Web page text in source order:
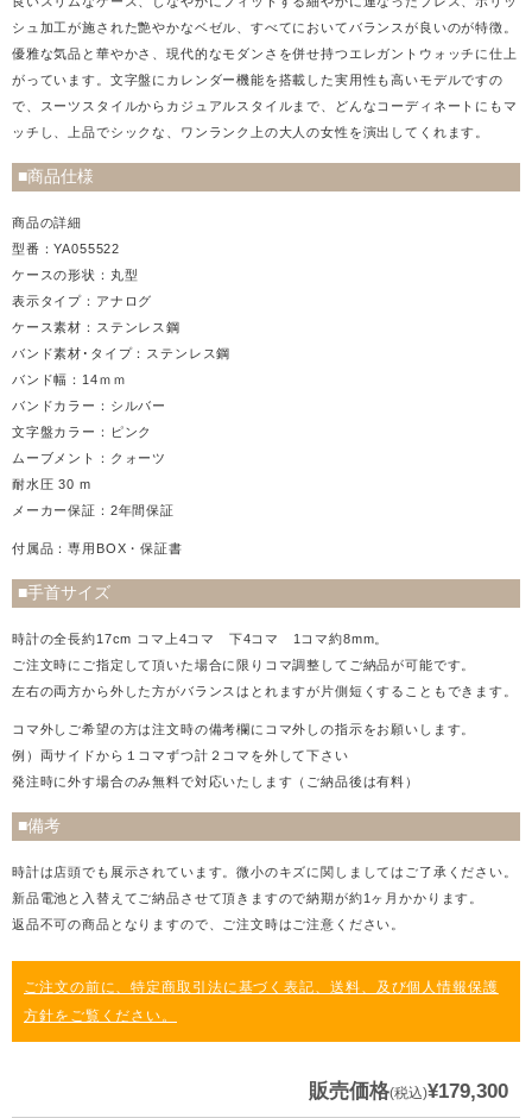
シュ加工が施された艶やかなベゼル、すべてにおいてバランスが良いのが特徴。
優雅な気品と華やかさ、現代的なモダンさを併せ持つエレガントウォッチに仕上
がっています。文字盤にカレンダー機能を搭載した実用性も高いモデルですの
で、スーツスタイルからカジュアルスタイルまで、どんなコーディネートにもマ
ッチし、上品でシックな、ワンランク上の大人の女性を演出してくれます。
■商品仕様
商品の詳細
型番：YA055522
ケースの形状：丸型
表示タイプ：アナログ
ケース素材：ステンレス鋼
バンド素材･タイプ：ステンレス鋼
バンド幅：14ｍｍ
バンドカラー：シルバー
文字盤カラー：ピンク
ムーブメント：クォーツ
耐水圧 30 m
メーカー保証：2年間保証
付属品：専用BOX・保証書
■手首サイズ
時計の全長約17cm コマ上4コマ 下4コマ 1コマ約8mm。
ご注文時にご指定して頂いた場合に限りコマ調整してご納品が可能です。
左右の両方から外した方がバランスはとれますが片側短くすることもできます。
コマ外しご希望の方は注文時の備考欄にコマ外しの指示をお願いします。
例）両サイドから１コマずつ計２コマを外して下さい
発注時に外す場合のみ無料で対応いたします（ご納品後は有料）
■備考
時計は店頭でも展示されています。微小のキズに関しましてはご了承ください。
新品電池と入替えてご納品させて頂きますので納期が約1ヶ月かかります。
返品不可の商品となりますので、ご注文時はご注意ください。
ご注文の前に、特定商取引法に基づく表記、送料、及び個人情報保護
方針をご覧ください。
販売価格(税込)¥179,300